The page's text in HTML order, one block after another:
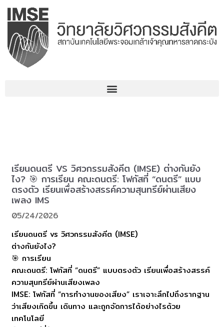
Skip
content
เรียนดนตรี VS วิศวกรรมสังคีต (IMSE) ต่างกันยัง
ไง? 🎯 การเรียน คณะดนตรี: โฟกัสที่ “ดนตรี” แบบ
ตรงตัว เรียนเพื่อสร้างสรรค์ความสุนทรีย์ผ่านเสียง
เพลง IMS
05/24/2026
เรียนดนตรี vs วิศวกรรมสังคีต (IMSE)
ต่างกันยังไง?
🎯 การเรียน
คณะดนตรี: โฟกัสที่ “ดนตรี” แบบตรงตัว เรียนเพื่อสร้างสรรค์
ความสุนทรีย์ผ่านเสียงเพลง
IMSE: โฟกัสที่ “การทำงานของเสียง” เราเจาะลึกไปถึงรากฐาน
ว่าเสียงเกิดขึ้น เดินทาง และถูกจัดการได้อย่างไรด้วย
เทคโนโลยี